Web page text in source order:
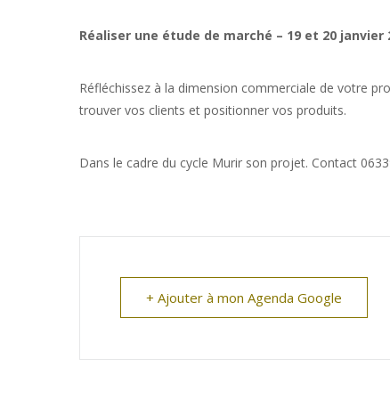
Réaliser une étude de marché – 19 et 20 janvier
Réfléchissez à la dimension commerciale de votre
trouver vos clients et positionner vos produits.
Dans le cadre du cycle Murir son projet. Contact
+ Ajouter à mon Agenda Google